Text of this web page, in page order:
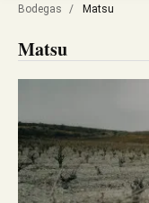
Bodegas / Matsu
Matsu